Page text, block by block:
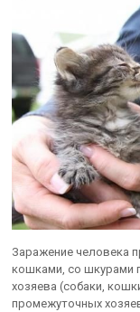
Заражение человека
кошками, со шкурами
хозяева (собаки,
промежуточных